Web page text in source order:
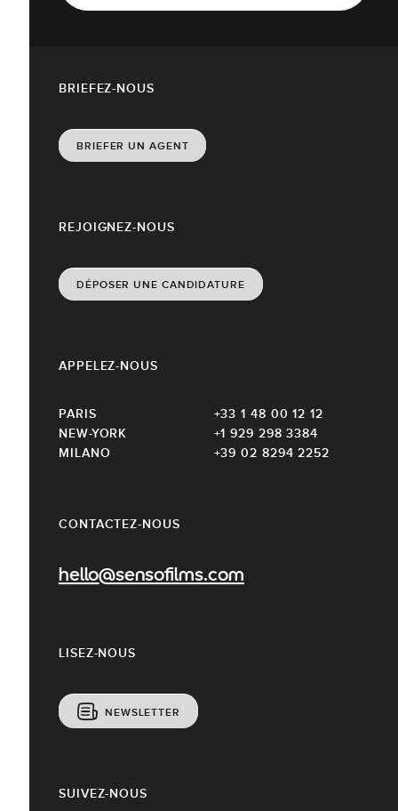
CONTACTEZ-NOUS
hello@sensofilms.com
REJOIGNEZ-NOUS
DÉPOSER UNE CANDIDATURE
LISEZ-NOUS
NEWSLETTER
APPELEZ-NOUS
PARIS
+33 1 48 00 12 12
NEW-YORK
+1 929 298 3384
MILANO
+39 02 8294 2252
BRIEFEZ-NOUS
BRIEFER UN AGENT
SUIVEZ-NOUS